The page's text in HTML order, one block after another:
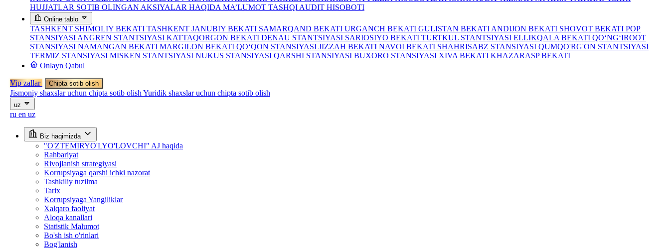
HUJJATLAR SOTIB OLINGAN AKSIYALAR HAQIDA MA’LUMOT TASHQI AUDIT HISOBOTI
Online tablo
TASHKENT SHIMOLIY BEKATI TASHKENT JANUBIY BEKATI SAMARQAND BEKATI URGANCH BEKATI GULISTAN BEKATI ANDIJON BEKATI SHOVOT BEKATI POP
STANSIYASI ANGREN STANTSIYASI KATTAQORGON BEKATI DENAU STANTSIYASI SARIOSIYO BEKATI TURTKUL STANTSIYASI ELLIKQALA BEKATI QO‘NG‘IROOT
STANSIYASI NAMANGAN BEKATI MARGILON BEKATI QO‘QON STANSIYASI JIZZAH BEKATI NAVOI BEKATI SHAHRISABZ STANSIYASI QUMQO'RG'ON STANTSIYASI
TERMIZ STANSIYASI MISKEN STANTSIYASI NUKUS STANSIYASI QARSHI STANSIYASI BUXORO STANSIYASI XIVA BEKATI KHAZARASP BEKATI
Onlayn Qabul
Vip zallar Chipta sotib olish
Jismoniy shaxslar uchun chipta sotib olish Yuridik shaxslar uchun chipta sotib olish
uz
ru en uz
Biz haqimizda
"O'ZTEMIRYO'LYO'LOVCHI" AJ haqida
Rahbariyat
Rivojlanish strategiyasi
Korrupsiyaga qarshi ichki nazorat
Tashkiliy tuzilma
Tarix
Korrupsiyaga Yangiliklar
Xalqaro faoliyat
Aloqa kanallari
Statistik Malumot
Bo'sh ish o'rinlari
Bog'lanish